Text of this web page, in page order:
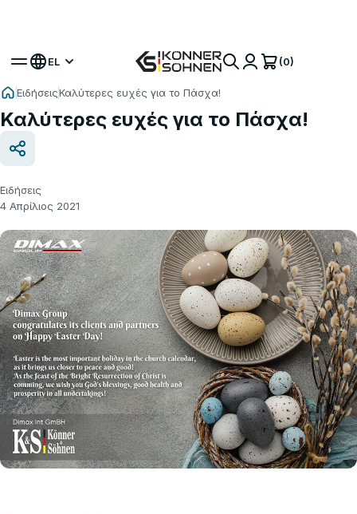
EL (0)
ΕιδήσειςΚαλύτερες ευχές για το Πάσχα!
Καλύτερες ευχές για το Πάσχα!
Ειδήσεις
4 Απρίλιος 2021